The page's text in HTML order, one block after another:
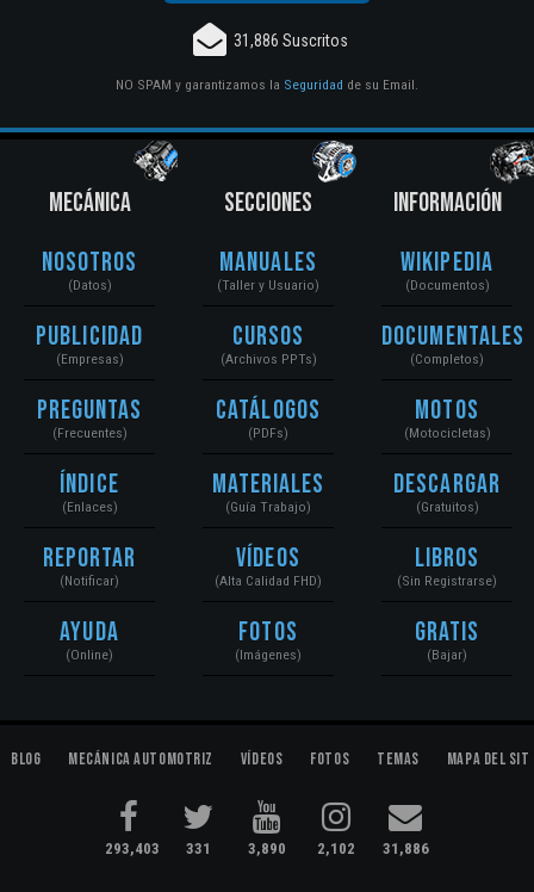
31,886 Suscritos
NO SPAM y garantizamos la Seguridad de su Email.
MECÁNICA
Nosotros
(Datos)
Publicidad
(Empresas)
Preguntas
(Frecuentes)
Índice
(Enlaces)
Reportar
(Notificar)
Ayuda
(Online)
SECCIONES
Manuales
(Taller y Usuario)
Cursos
(Archivos PPTs)
Catálogos
(PDFs)
Materiales
(Guía Trabajo)
Vídeos
(Alta Calidad FHD)
Fotos
(Imágenes)
INFORMACIÓN
Wikipedia
(Documentos)
Documentales
(Completos)
Motos
(Motocicletas)
Descargar
(Gratuitos)
Libros
(Sin Registrarse)
Gratis
(Bajar)
Blog Mecánica Automotriz Vídeos Fotos Temas Mapa del
293,403 331 3,890 2,102 31,886